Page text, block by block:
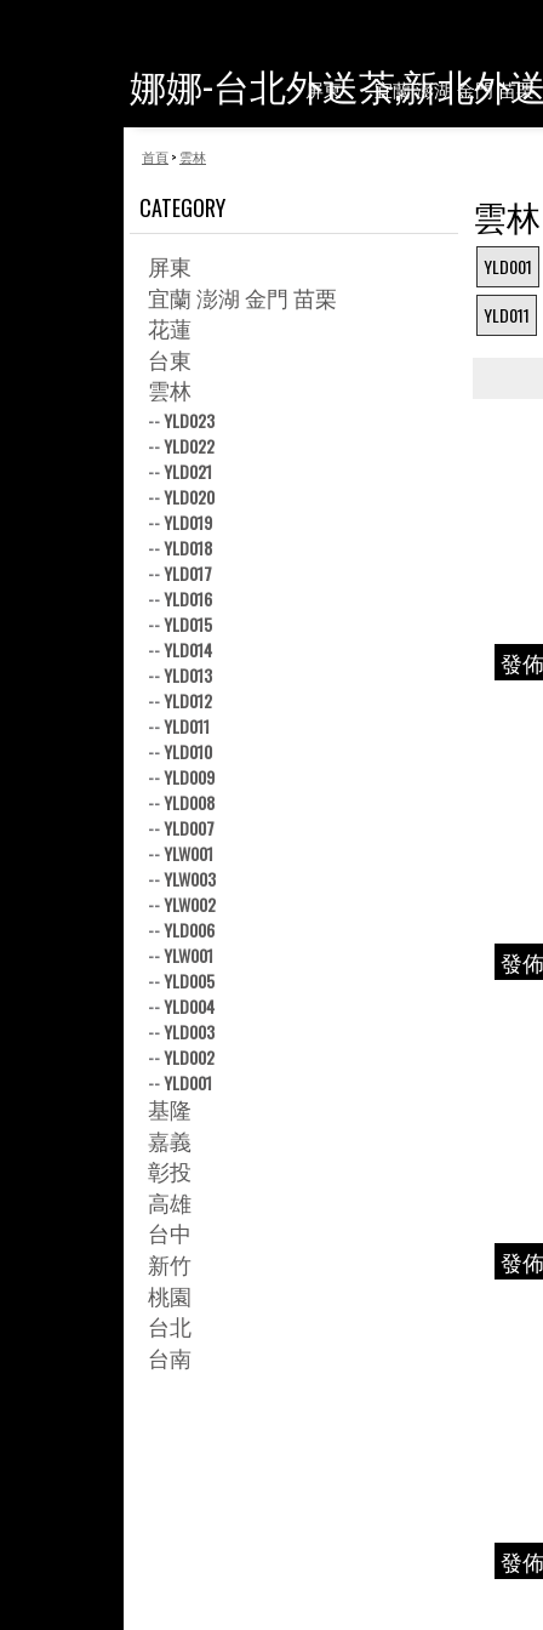
娜娜-台北外送茶,新北外
屏東 宜蘭 澎湖 金門 苗栗
首頁> 雲林
雲林
YLD001
YLD011
發
發
發
發
CATEGORY
屏東
宜蘭 澎湖 金門 苗栗
花蓮
台東
雲林
--YLD023
--YLD022
--YLD021
--YLD020
--YLD019
--YLD018
--YLD017
--YLD016
--YLD015
--YLD014
--YLD013
--YLD012
--YLD011
--YLD010
--YLD009
--YLD008
--YLD007
--YLW001
--YLW003
--YLW002
--YLD006
--YLW001
--YLD005
--YLD004
--YLD003
--YLD002
--YLD001
基隆
嘉義
彰投
高雄
台中
新竹
桃園
台北
台南